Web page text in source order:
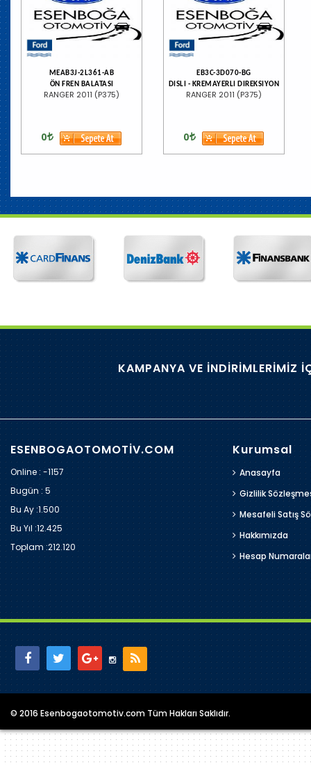
MEAB3J-2L361-AB
ÖN FREN BALATASI
RANGER 2011 (P375)
0
EB3C-3D070-BG
DISLI - KREMAYERLI DIREKSIYON
RANGER 2011 (P375)
0
KAMPANYA VE İNDİRİMLERİMİZ
ESENBOGAOTOMOTİV.COM
Online : -1157
Bugün :5
Bu Ay :1.500
Bu Yıl :12.425
Toplam :212.120
Kurumsal
Anasayfa
Gizlilik
Mesafeli Satış
Hakkımızda
Hesap
© 2016 Esenbogaotomotiv.com Tüm Hakları Saklıdır.